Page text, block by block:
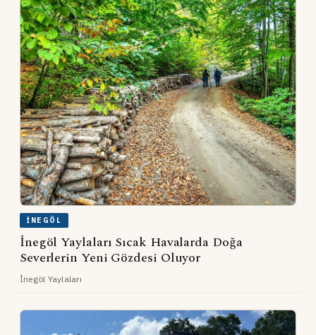
İNEGÖL
İnegöl Yaylaları Sıcak Havalarda Doğa
Severlerin Yeni Gözdesi Oluyor
İnegöl Yaylaları